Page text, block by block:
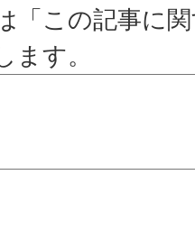
「この記事に
ます。